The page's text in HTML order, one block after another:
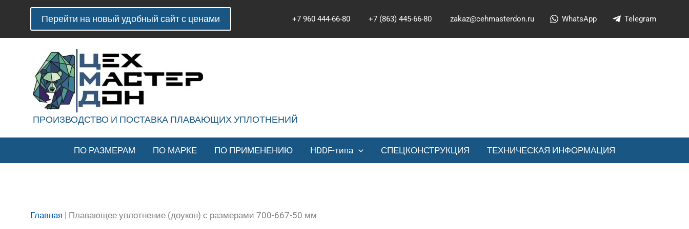
Перейти
содержимому
Перейти на новый удобный сайт с ценами +7 960 444-66-80 +7 (863) 445-66-80 zakaz@cehmasterdon.ru WhatsApp Telegram
ПРОИЗВОДСТВО И ПОСТАВКА ПЛАВАЮЩИХ УПЛОТНЕНИЙ
ПО РАЗМЕРАМ ПО МАРКЕ ПО ПРИМЕНЕНИЮ HDDF-типа СПЕЦКОНСТРУКЦИЯ ТЕХНИЧЕСКАЯ ИНФОРМАЦИЯ
Главная | Плавающее уплотнение (доукон) с размерами 700-667-50 мм
Количество
товара
Плавающее
(доукон)
с
размерами
700-
667-
50
мм